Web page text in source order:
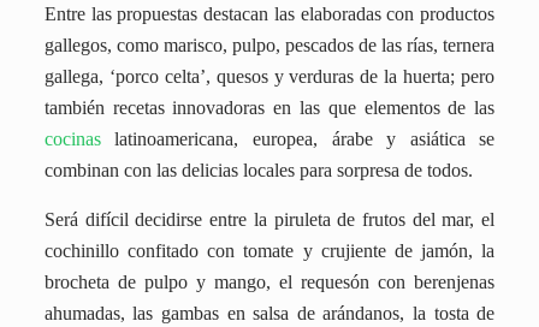
Entre las propuestas destacan las elaboradas con productos
gallegos, como marisco, pulpo, pescados de las rías, ternera
gallega, ‘porco celta’, quesos y verduras de la huerta; pero
también recetas innovadoras en las que elementos de las
cocinaslatinoamericana, europea, árabe y asiática se
combinan con las delicias locales para sorpresa de todos.
Será difícil decidirse entre la piruleta de frutos del mar, el
cochinillo confitado con tomate y crujiente de jamón, la
brocheta de pulpo y mango, el requesón con berenjenas
ahumadas, las gambas en salsa de arándanos, la tosta de